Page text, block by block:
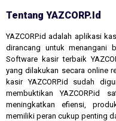
Tentang YAZCORP.id
YAZCORP.id adalah aplikasi
dirancang untuk menangani
Software kasir terbaik
yang dilakukan secara online
kasir YAZCORP.id sudah
membuktikan YAZCORP.id
meningkatkan efiensi,
memiliki peran cukup penting